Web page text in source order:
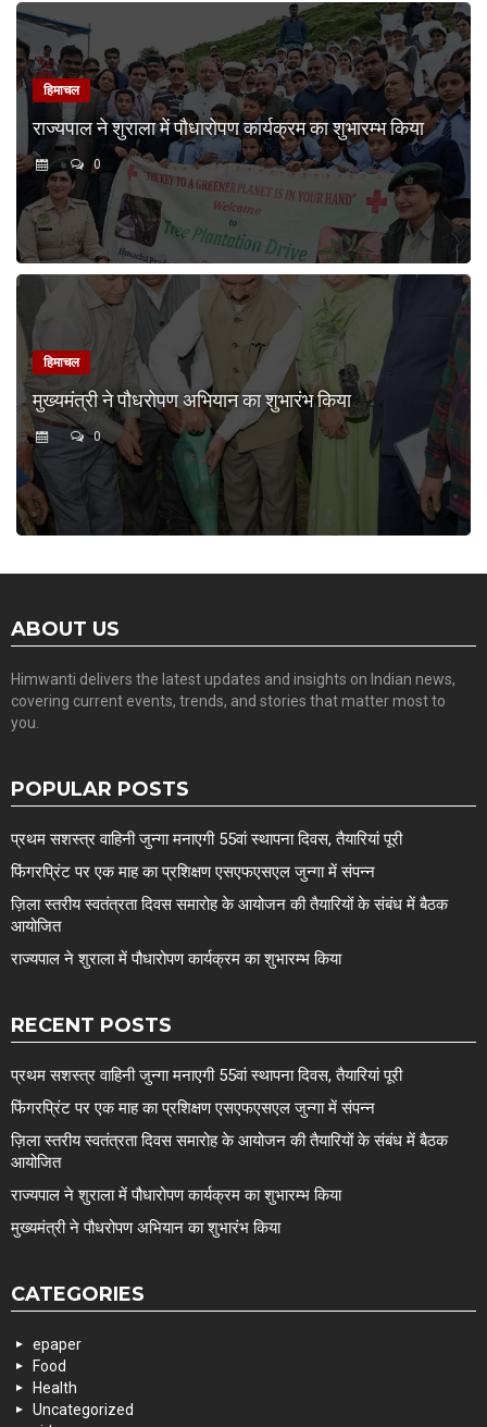
हिमाचल
राज्यपाल ने शुराला में पौधारोपण कार्यक्रम का शुभारम्भ किया
0
हिमाचल
मुख्यमंत्री ने पौधरोपण अभियान का शुभारंभ किया
0
ABOUT US
Himwanti delivers the latest updates and insights on Indian news,
covering current events, trends, and stories that matter most to
you.
POPULAR POSTS
प्रथम सशस्त्र वाहिनी जुन्गा मनाएगी 55वां स्थापना दिवस, तैयारियां पूरी
फिंगरप्रिंट पर एक माह का प्रशिक्षण एसएफएसएल जुन्गा में संपन्न
ज़िला स्तरीय स्वतंत्रता दिवस समारोह के आयोजन की तैयारियों के संबंध में बैठक
आयोजित
राज्यपाल ने शुराला में पौधारोपण कार्यक्रम का शुभारम्भ किया
RECENT POSTS
प्रथम सशस्त्र वाहिनी जुन्गा मनाएगी 55वां स्थापना दिवस, तैयारियां पूरी
फिंगरप्रिंट पर एक माह का प्रशिक्षण एसएफएसएल जुन्गा में संपन्न
ज़िला स्तरीय स्वतंत्रता दिवस समारोह के आयोजन की तैयारियों के संबंध में बैठक
आयोजित
राज्यपाल ने शुराला में पौधारोपण कार्यक्रम का शुभारम्भ किया
मुख्यमंत्री ने पौधरोपण अभियान का शुभारंभ किया
CATEGORIES
epaper
Food
Health
Uncategorized